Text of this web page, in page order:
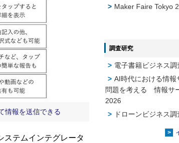
情報を送信できる
テムインテグレータ
Maker Faire Tokyo
調査研究
電子書籍ビジネス
AI時代における情
問題を考える 情報サ
2026
ドローンビジネス